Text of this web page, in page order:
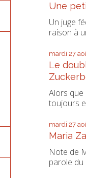
Une
Un juge
raison à
mardi 27
Le
Alors que
toujours
mardi 27
Maria
Note de
parole du